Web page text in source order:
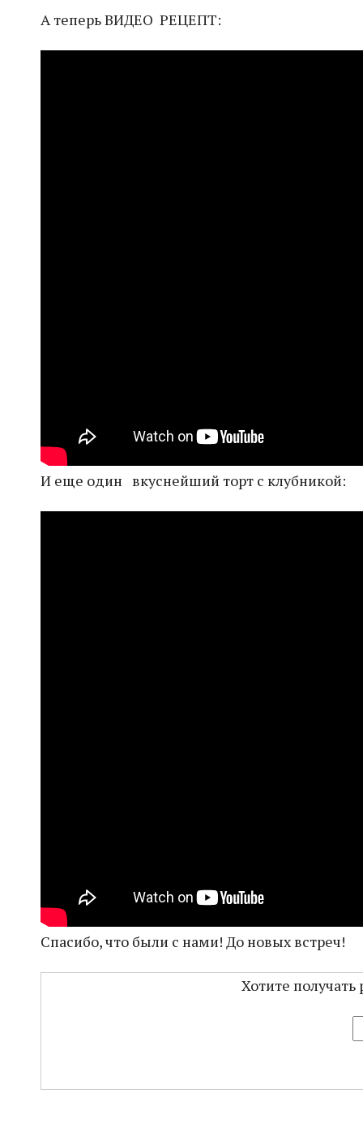
А теперь ВИДЕО РЕЦЕПТ:
И еще один вкуснейший торт с клубникой:
Спасибо, что были с нами! До новых встреч!
Хотите